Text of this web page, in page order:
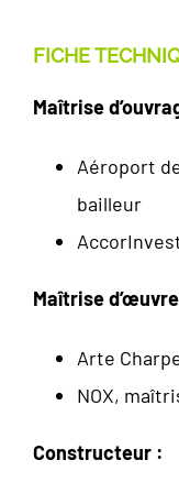
FICHE
Maîtrise
Aéroport
bailleur
Maîtrise
Arte
NOX,
Constructeur :